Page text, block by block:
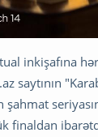
inkişafına
saytının
finaldan